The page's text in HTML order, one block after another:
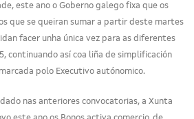
este ano o Goberno galego fixa que os
que se queiran sumar a partir deste martes
facer unha única vez para as diferentes
continuando así coa liña de simplificación
polo Executivo autónomico.
nas anteriores convocatorias, a Xunta